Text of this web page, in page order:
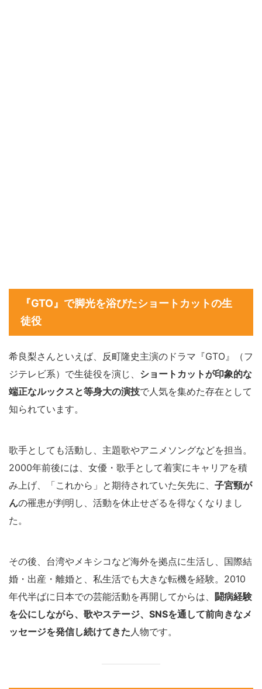
『GTO』で脚光を浴びたショートカットの生
徒役
希良梨さんといえば、反町隆史主演のドラマ『GTO』（フ
ジテレビ系）で生徒役を演じ、 ショートカットが印象的な
端正なルックスと等身大の演技で人気を集めた存在として
知られています。
歌手としても活動し、主題歌やアニメソングなどを担当。
2000年前後には、女優・歌手として着実にキャリアを積
み上げ、「これから」と期待されていた矢先に、 子宮頸が
んの罹患が判明し、活動を休止せざるを得なくなりまし
た。
その後、台湾やメキシコなど海外を拠点に生活し、国際結
婚・出産・離婚と、私生活でも大きな転機を経験。2010
年代半ばに日本での芸能活動を再開してからは、 闘病経験
を公にしながら、歌やステージ、SNSを通して前向きなメ
ッセージを発信し続けてきた人物です。